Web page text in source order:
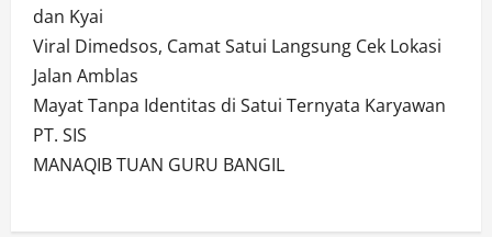
dan Kyai
Viral Dimedsos, Camat Satui Langsung Cek Lokasi
Jalan Amblas
Mayat Tanpa Identitas di Satui Ternyata Karyawan
PT. SIS
MANAQIB TUAN GURU BANGIL